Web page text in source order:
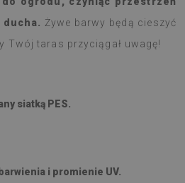
ducha. Żywe barwy będą cieszyć
Twój taras przyciągał uwagę!
siatką PES.
i promienie UV.